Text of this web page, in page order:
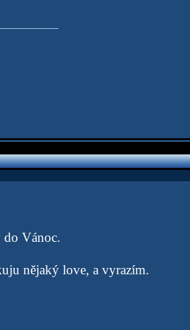
do Vánoc.
nějaký love, a vyrazím.